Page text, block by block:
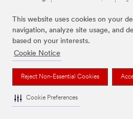
This website uses cookies on your
navigation, analyze site usage, and
based on your interests.
Cookie Notice
Reject Non-Essential Cookies
Cookie Preferences
Todas as marcas mencionadas